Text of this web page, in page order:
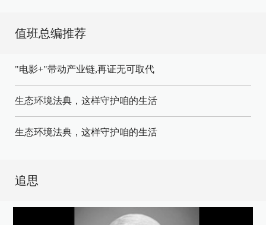
值班总编推荐
"电影+"带动产业链,再证无可取代
生态环境法典，这样守护咱的生活
生态环境法典，这样守护咱的生活
追思